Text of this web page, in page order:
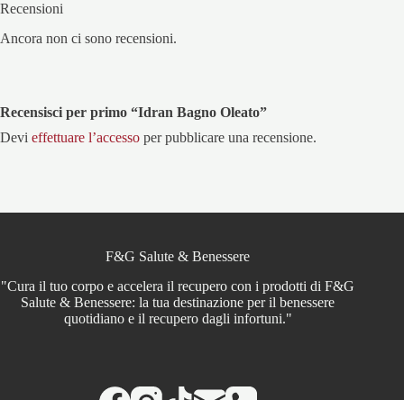
Recensioni
Ancora non ci sono recensioni.
Recensisci per primo “Idran Bagno Oleato”
Devi effettuare l’accesso per pubblicare una recensione.
F&G Salute & Benessere
"Cura il tuo corpo e accelera il recupero con i prodotti di F&G
Salute & Benessere: la tua destinazione per il benessere
quotidiano e il recupero dagli infortuni."